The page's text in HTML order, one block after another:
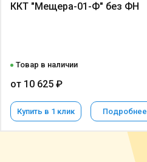
ККТ "Мещера-01-Ф" без ФН
Товар в наличии
от 10 625 ₽
Купить в 1 клик Подробнее